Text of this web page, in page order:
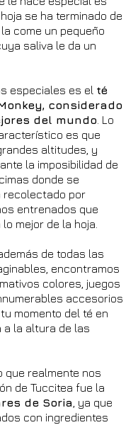
se ha terminado de
come un pequeño
saliva le da un
especiales es el té
considerado
del mundo . Lo
es que
altitudes, y
la imposibilidad de
donde se
recolectado por
entrenados que
mejor de la hoja.
de todas las
encontramos
colores, juegos
accesorios
momento del té en
a la altura de las
que realmente nos
de Tuccitea fue la
de Soria , ya que
con ingredientes